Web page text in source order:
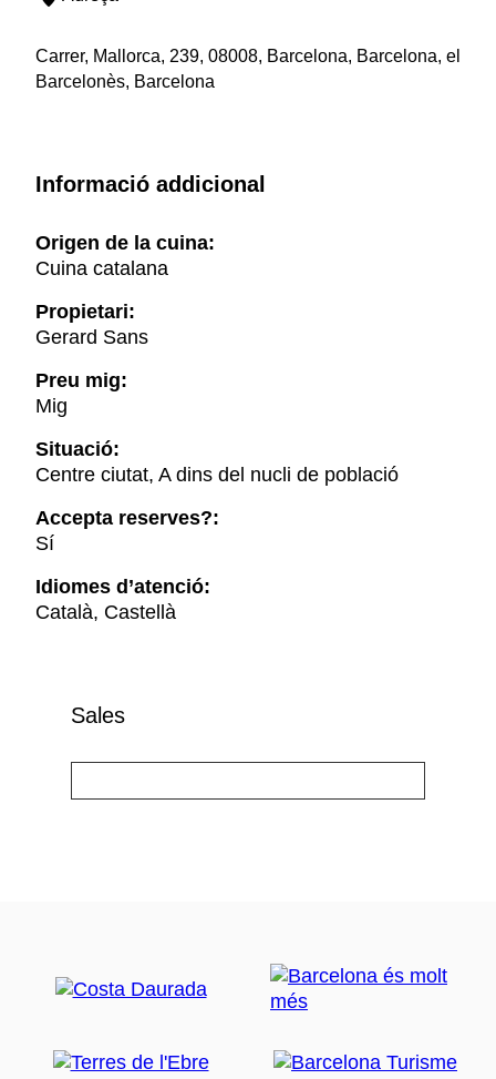
Carrer, Mallorca, 239, 08008, Barcelona, Barcelona, el
Barcelonès, Barcelona
Informació addicional
Origen de la cuina:
Cuina catalana
Propietari:
Gerard Sans
Preu mig:
Mig
Situació:
Centre ciutat, A dins del nucli de població
Accepta reserves?:
Sí
Idiomes d’atenció:
Català, Castellà
Sales